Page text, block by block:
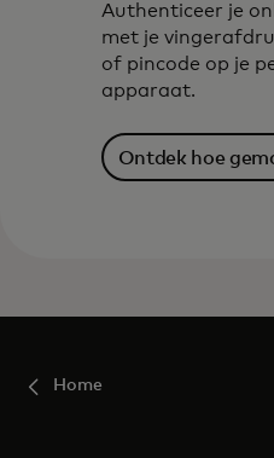
Authenticeer je
met je
of pincode op je
apparaat.
Ontdek hoe
Home